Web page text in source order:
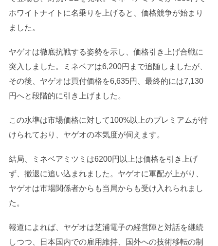
ホワイトナイトに名乗りを上げると、価格競争が始まり
ました。
ヤゲオは徹底抗戦する姿勢を示し、価格引き上げ合戦に
突入しました。ミネベアは6,200円まで追随しましたが、
その後、ヤゲオは買付価格を6,635円、最終的には7,130
円へと段階的に引き上げました。
この水準は市場価格に対して100%以上のプレミアムが付
けられており、ヤゲオの本気度が伺えます。
結局、ミネベアミツミは6200円以上は価格を引き上げ
ず、撤退に追い込まれました。ヤゲオに軍配が上がり、
ヤゲオは市場関係者からも当局からも受け入れられまし
た。
報道によれば、ヤゲオは芝浦電子の経営陣と対話を継続
しつつ、日本国内での雇用維持、国外への技術移転の制